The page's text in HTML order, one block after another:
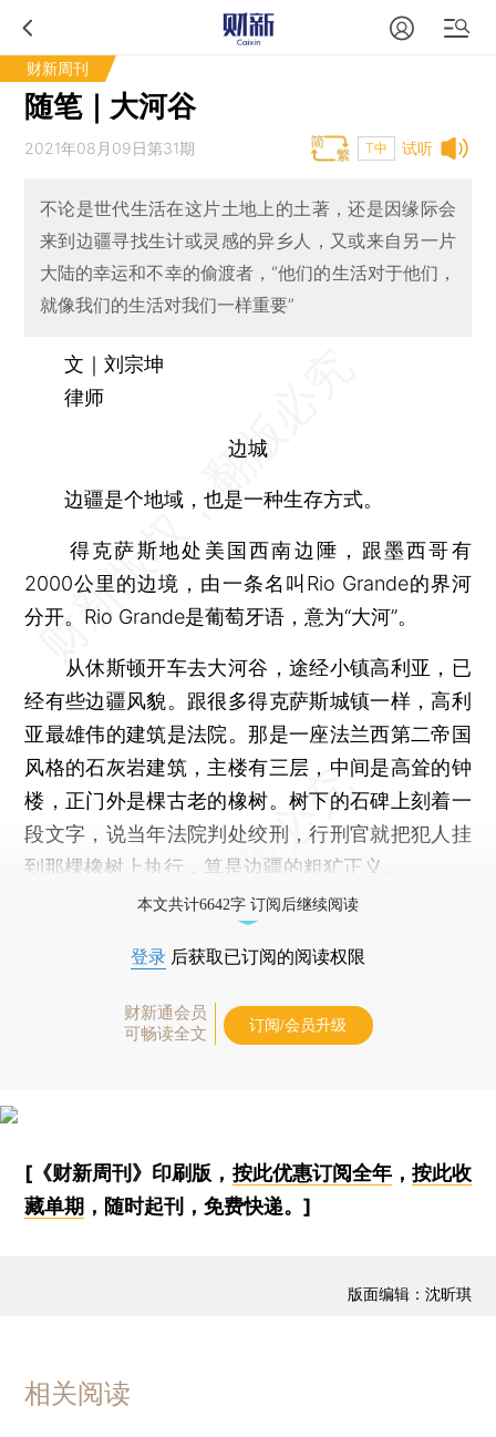
财新周刊
随笔｜大河谷
试听
2021年08月09日第31期 T中
不论是世代生活在这片土地上的土著，还是因缘际会
来到边疆寻找生计或灵感的异乡人，又或来自另一片
大陆的幸运和不幸的偷渡者，“他们的生活对于他们，
就像我们的生活对我们一样重要”
文｜刘宗坤
律师
边城
边疆是个地域，也是一种生存方式。
得克萨斯地处美国西南边陲，跟墨西哥有
2000公里的边境，由一条名叫Rio Grande的界河
分开。Rio Grande是葡萄牙语，意为“大河”。
从休斯顿开车去大河谷，途经小镇高利亚，已
经有些边疆风貌。跟很多得克萨斯城镇一样，高利
亚最雄伟的建筑是法院。那是一座法兰西第二帝国
风格的石灰岩建筑，主楼有三层，中间是高耸的钟
楼，正门外是棵古老的橡树。树下的石碑上刻着一
段文字，说当年法院判处绞刑，行刑官就把犯人挂
到那棵橡树上执行，算是边疆的粗犷正义。
本文共计6642字 订阅后继续阅读
登录 后获取已订阅的阅读权限
财新通会员
可畅读全文
订阅/会员升级
[《财新周刊》印刷版， 按此优惠订阅全年， 按此收
藏单期 ，随时起刊，免费快递。]
版面编辑：沈昕琪
相关阅读